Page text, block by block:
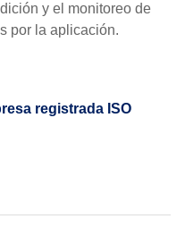
y el monitoreo de
por la aplicación.
registrada ISO